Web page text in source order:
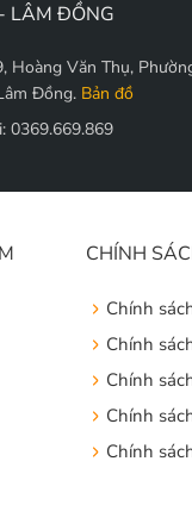
LÂM ĐỒNG
Hoàng Văn Thụ,
Đồng. Bản đồ
0369.669.869
CHÍNH
Chính
Chính
Chính
Chính
Chính